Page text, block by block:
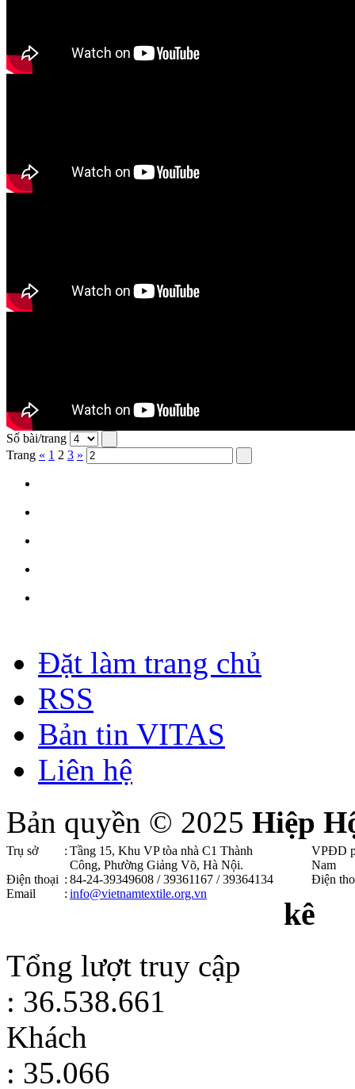
Số bài/trang
Trang « 1 2 3 »
Đặt làm trang chủ
RSS
Bản tin VITAS
Liên hệ
Bản quyền © 2025 Hiệp
Trụ sở : Tầng 15, Khu VP tòa nhà C1 Thành
Công, Phường Giảng Võ, Hà Nội .
Điện thoại : 84-24-39349608 / 39361167 / 39364134
Email
: info@vietnamtextile.org.vn
VPĐD
Nam
Điện
kê
Tổng lượt truy cập
: 36.538.661
Khách
: 35.066